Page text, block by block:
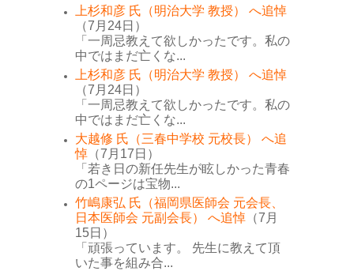
上杉和彦 氏（明治大学 教授） へ追悼
（7月24日）
「一周忌教えて欲しかったです。私の
中ではまだ亡くな...
上杉和彦 氏（明治大学 教授） へ追悼
（7月24日）
「一周忌教えて欲しかったです。私の
中ではまだ亡くな...
大越修 氏（三春中学校 元校長） へ追
悼 （7月17日）
「若き日の新任先生が眩しかった青春
の1ページは宝物...
竹嶋康弘 氏（福岡県医師会 元会長、
日本医師会 元副会長） へ追悼 （7月
15日）
「頑張っています。 先生に教えて頂
いた事を組み合...